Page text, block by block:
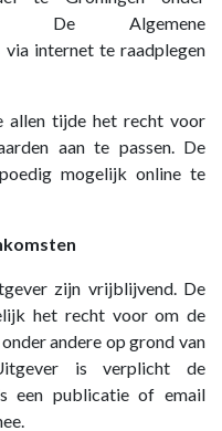
De Algemene
via internet te raadplegen
allen tijde het recht voor
aan te passen. De
mogelijk online te
zijn vrijblijvend. De
het recht voor om de
andere op grond van
is verplicht de
een publicatie of email